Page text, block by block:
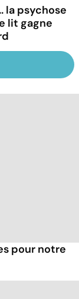
la psychose
lit gagne
pour notre